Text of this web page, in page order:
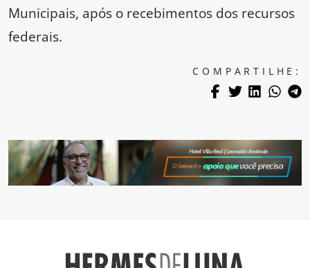
Municipais, após o recebimentos dos recursos
federais.
COMPARTILHE: